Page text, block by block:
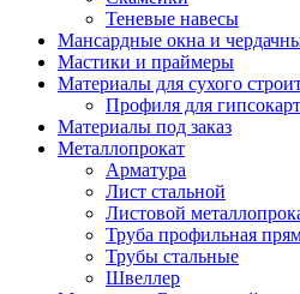
Теневые навесы
Мансардные окна и
Мастики и праймеры
Материалы для сухого
Профиля для
Материалы под заказ
Металлопрокат
Арматура
Лист стальной
Листовой
Труба профильная
Трубы стальные
Швеллер